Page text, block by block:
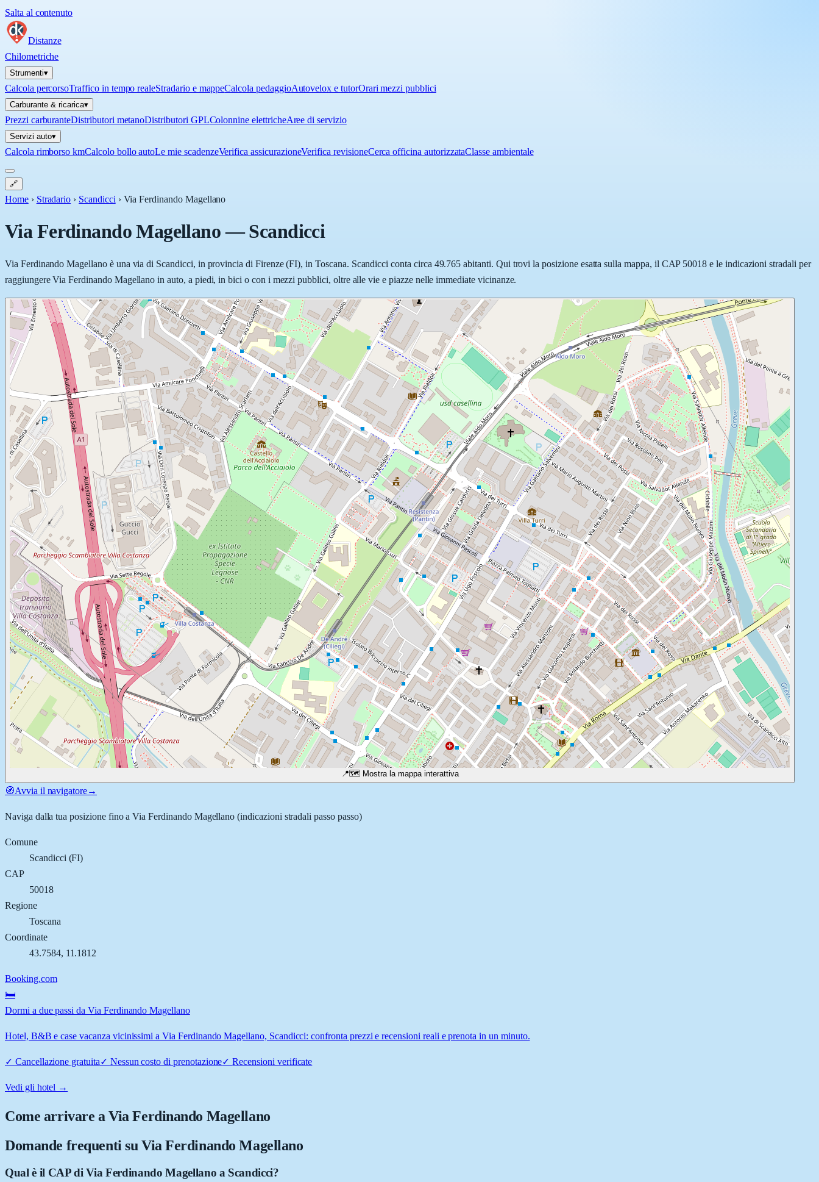
Salta al contenuto
Distanze
Chilometriche
Strumenti▾
Calcola percorsoTraffico in tempo realeStradario e mappeCalcola pedaggioAutovelox e tutorOrari mezzi pubblici
Carburante & ricarica▾
Prezzi carburanteDistributori metanoDistributori GPLColonnine elettricheAree di servizio
Servizi auto▾
Calcola rimborso kmCalcolo bollo autoLe mie scadenzeVerifica assicurazioneVerifica revisioneCerca officina autorizzataClasse ambientale
🔗
Home › Stradario › Scandicci › Via Ferdinando Magellano
Via Ferdinando Magellano—Scandicci
Via Ferdinando Magellano è una via di Scandicci, in provincia di Firenze (FI), in Toscana. Scandicci conta circa 49.765 abitanti. Qui trovi la posizione esatta sulla mappa, il CAP 50018 e le indicazioni stradali per
raggiungere Via Ferdinando Magellano in auto, a piedi, in bici o con i mezzi pubblici, oltre alle vie e piazze nelle immediate vicinanze.
📍🗺️ Mostra la mappa interattiva
🧭Avvia il navigatore→
Naviga dalla tua posizione fino aVia Ferdinando Magellano (indicazioni stradali passo passo)
Comune
Scandicci (FI)
CAP
50018
Regione
Toscana
Coordinate
43.7584, 11.1812
Booking.com
🛏️
Dormi a due passi da Via Ferdinando Magellano
Hotel, B&B e case vacanza vicinissimi a Via Ferdinando Magellano, Scandicci: confronta prezzi e recensioni reali e prenota in un minuto.
✓ Cancellazione gratuita✓ Nessun costo di prenotazione✓Recensioni verificate
Vedi gli hotel →
Come arrivare aVia Ferdinando Magellano
Domande frequenti su Via Ferdinando Magellano
Qual è il CAP di Via Ferdinando Magellano a Scandicci?